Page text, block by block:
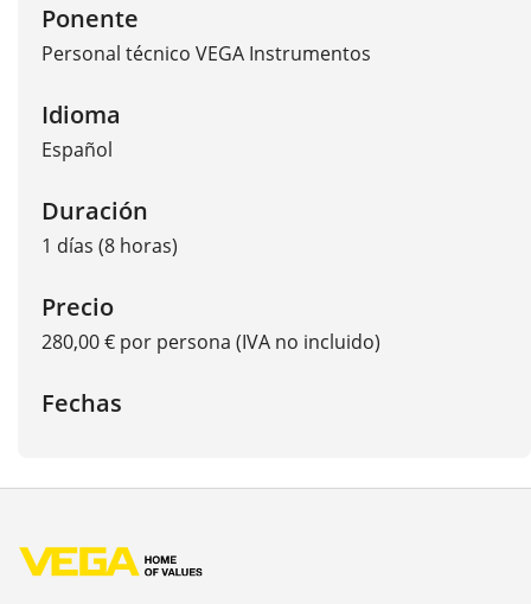
Ponente
Personal técnico VEGA Instrumentos
Idioma
Español
Duración
1 días (8 horas)
Precio
280,00 € por persona (IVA no incluido)
Fechas